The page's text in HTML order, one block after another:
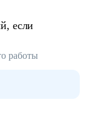
если
работы